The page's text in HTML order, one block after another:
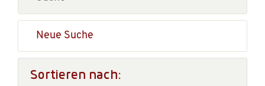
Neue Suche
Sortieren nach: